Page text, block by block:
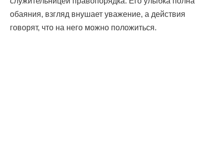
обаяния, взгляд внушает уважение, а действия
говорят, что на него можно положиться.